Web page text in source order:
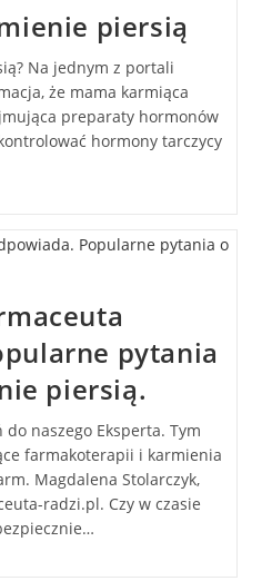
piersią
Na jednym z portali
że mama karmiąca
preparaty hormonów
hormony tarczycy
pytania
piersią.
naszego Eksperta. Tym
farmakoterapii i karmienia
Magdalena Stolarczyk,
radzi.pl. Czy w czasie